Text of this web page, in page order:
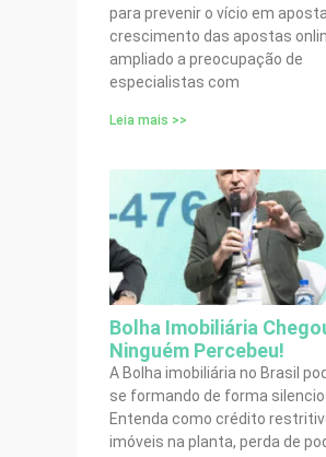
para prevenir o vício em
crescimento das apostas
ampliado a preocupação de
especialistas com
Leia mais >>
Bolha Imobiliária
Ninguém Percebeu!
A Bolha imobiliária no Brasil
se formando de forma
Entenda como crédito
imóveis na planta, perda de